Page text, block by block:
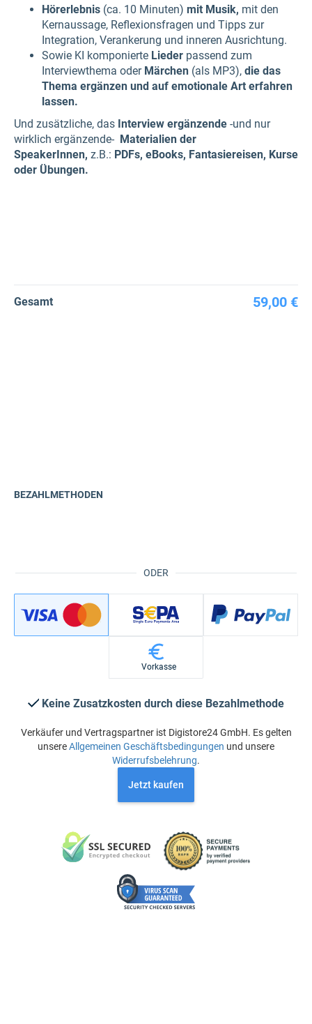
Hörerlebnis (ca. 10 Minuten) mit Musik, mit den
Kernaussage, Reflexionsfragen und Tipps zur
Integration, Verankerung und inneren Ausrichtung.
Sowie KI komponierte Lieder passend zum
Interviewthema oderMärchen (als MP3), die das
Thema ergänzen und auf emotionale Art erfahren
lassen.
Und zusätzliche, das Interview ergänzende -und nur
wirklich ergänzende- Materialien der
SpeakerInnen, z.B.: PDFs, eBooks, Fantasiereisen, Kurse
oder Übungen.
Gesamt 59,00 €
ODER
BEZAHLMETHODEN
Vorkasse
Keine Zusatzkosten durch diese Bezahlmethode
Verkäufer und Vertragspartner ist Digistore24 GmbH. Es gelten
unsereAllgemeinen Geschäftsbedingungen und unsere
Widerrufsbelehrung.
Jetzt kaufen